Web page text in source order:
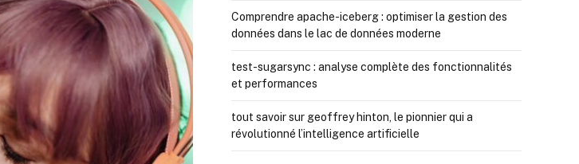
Comprendre apache-iceberg : optimiser la gestion des
données dans le lac de données moderne
test-sugarsync : analyse complète des fonctionnalités
et performances
tout savoir sur geoffrey hinton, le pionnier qui a
révolutionné l’intelligence artificielle